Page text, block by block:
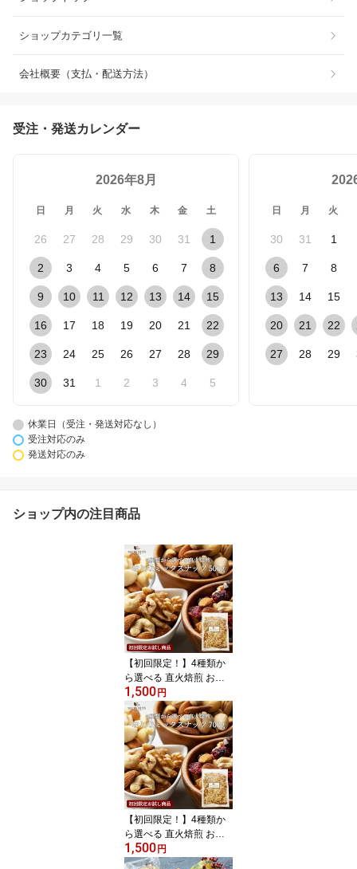
ショップカテゴリ一覧
会社概要（支払・配送方法）
受注・発送カレンダー
2026年8月
日 月 火 水 木 金 土
26 27 28 29 30 31 1
2 3 4 5 6 7 8
9 10 11 12 13 14 15
16 17 18 19 20 21 22
23 24 25 26 27 28 29
30 31 1 2 3 4 5
日 月 火
30 31 1
6 7 8
13 14 15
20 21 22
27 28 29
休業日（受注・発送対応なし）
受注対応のみ
発送対応のみ
ショップ内の注目商品
【初回限定！】4種類か
ら選べる 直火焙煎 おと
な ミックスナッツ 500g
300gチャック付 お試し
素焼き 無塩 有塩 ドライ
フルーツ ドライ チーズ
アーモンド くるみ マカ
ダミア カシューナッツ
セレクト 限定 メール便
ポスト投函 朝ごはん 健
康 美肌 アンチエイジン
グ
1,500円
【初回限定！】4種類か
ら選べる 直火焙煎 おと
な ミックスナッツ 700g
500gチャック付 お試し
1,500円